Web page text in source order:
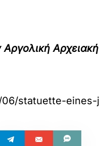
Αρχειακή
statuette-